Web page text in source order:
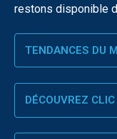
restons disponible
TENDANCES DU
DÉCOUVREZ